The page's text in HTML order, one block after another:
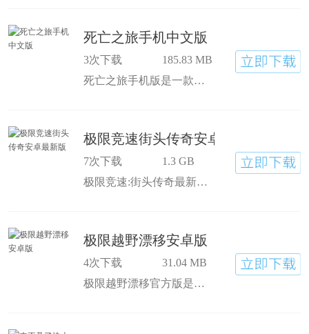
死亡之旅手机中文版
3次下载
185.83 MB
死亡之旅手机版是一款融入多种动作与恐怖元素的惊险刺激赛车手游，死亡之旅安卓版玩家在游戏中驾驶各种款式的武装战车进行竞速，而且途中会不断有僵尸出来袭击你，要小心应对的同时不断前行才能到达胜利的彼岸，游戏剧情跌宕起伏，每一关的难度都不尽相同，惊险刺激在道上一路狂奔，玩家在游戏中可以根据喜好自由改装战车，例如轮胎、悬挂、武器以及喷涂等都能随意修改，将车辆各项性能发挥到极致，享受更好的游戏体验，每次闯关成功都能获得大量游戏奖励，之后又可以进行车辆改装。
极限竞速街头传奇安卓最新版
7次下载
1.3 GB
极限竞速:街头传奇最新版顾名思义玩家将在这里感受速度带来的无限激情，并创造新一代车王传奇。极限竞速街头传奇这款游戏不同于其他赛车游戏只是单纯地为玩家带来竞速体验，极限竞速:街头传奇安卓版下载后即可体验！
极限越野漂移安卓版
4次下载
31.04 MB
极限越野漂移官方版是一款非常好玩的赛车竞速类游戏，玩家在这款游戏中将会化身一名职业赛车手，凭借着自己出色的驾驶技巧，来超越赛道中的所有车手最终成功抵达目的地赢得驾驶胜利，极限越野漂移手游下载后即可体验！